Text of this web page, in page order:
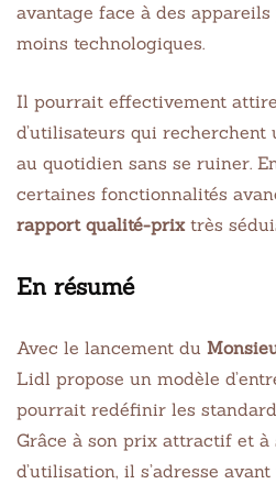
avantage face à des
moins technologiques.
Il pourrait effectivement
d’utilisateurs qui
au quotidien sans se ruiner.
certaines fonctionnalités
rapport qualité-prixtrès
En résumé
Avec le lancement du
Lidl propose un modèle
pourrait redéfinir les
Grâce à son prix attractif et à
d’utilisation, il s’adresse